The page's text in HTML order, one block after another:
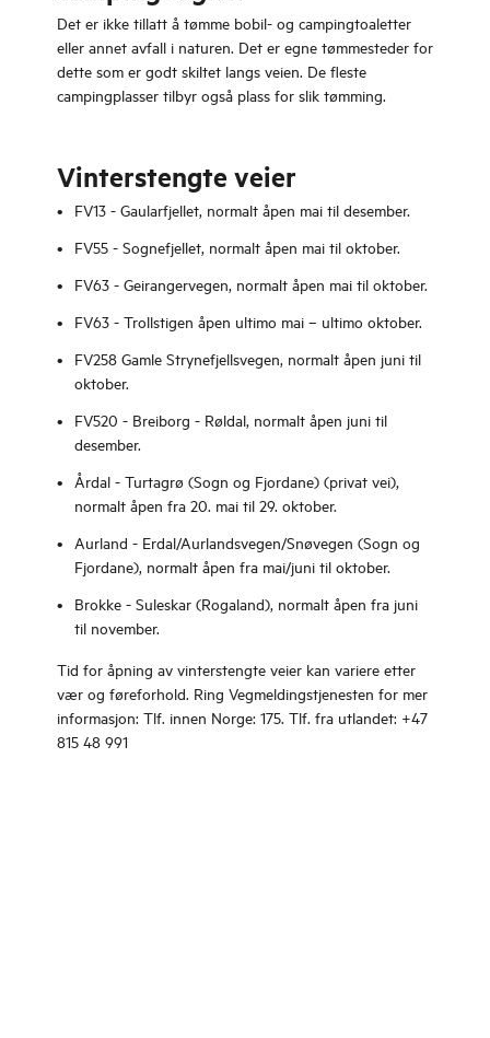
Det er ikke tillatt å tømme bobil- og campingtoaletter
eller annet avfall i naturen. Det er egne tømmesteder for
dette som er godt skiltet langs veien. De fleste
campingplasser tilbyr også plass for slik tømming.
Vinterstengte veier
FV13 - Gaularfjellet, normalt åpen mai til desember.
FV55 - Sognefjellet, normalt åpen mai til oktober.
FV63 - Geirangervegen, normalt åpen mai til oktober.
FV63 - Trollstigen åpen ultimo mai – ultimo oktober.
FV258 Gamle Strynefjellsvegen, normalt åpen juni til
oktober.
FV520 - Breiborg - Røldal, normalt åpen juni til
desember.
Årdal - Turtagrø (Sogn og Fjordane) (privat vei),
normalt åpen fra 20. mai til 29. oktober.
Aurland - Erdal/Aurlandsvegen/Snøvegen (Sogn og
Fjordane), normalt åpen fra mai/juni til oktober.
Brokke - Suleskar (Rogaland), normalt åpen fra juni
til november.
Tid for åpning av vinterstengte veier kan variere etter
vær og føreforhold. Ring Vegmeldingstjenesten for mer
informasjon: Tlf. innen Norge: 175. Tlf. fra utlandet: +47
815 48 991